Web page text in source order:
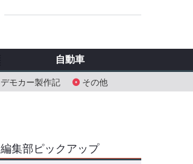
デモカー製作記 その他
自動車
編集部ピックアップ